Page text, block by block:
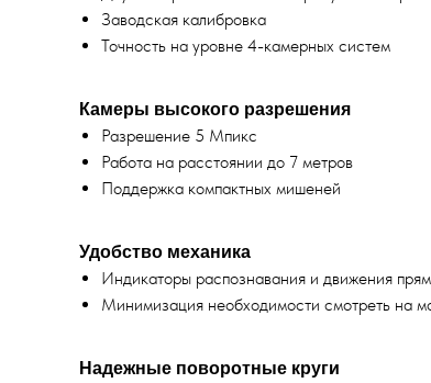
Заводская калибровка
Точность на уровне 4-камерных систем
Камеры высокого разрешения
Разрешение 5 Мпикс
Работа на расстоянии до 7 метров
Поддержка компактных мишеней
Удобство механика
Индикаторы распознавания и движения
Минимизация необходимости смотреть на
Надежные поворотные круги